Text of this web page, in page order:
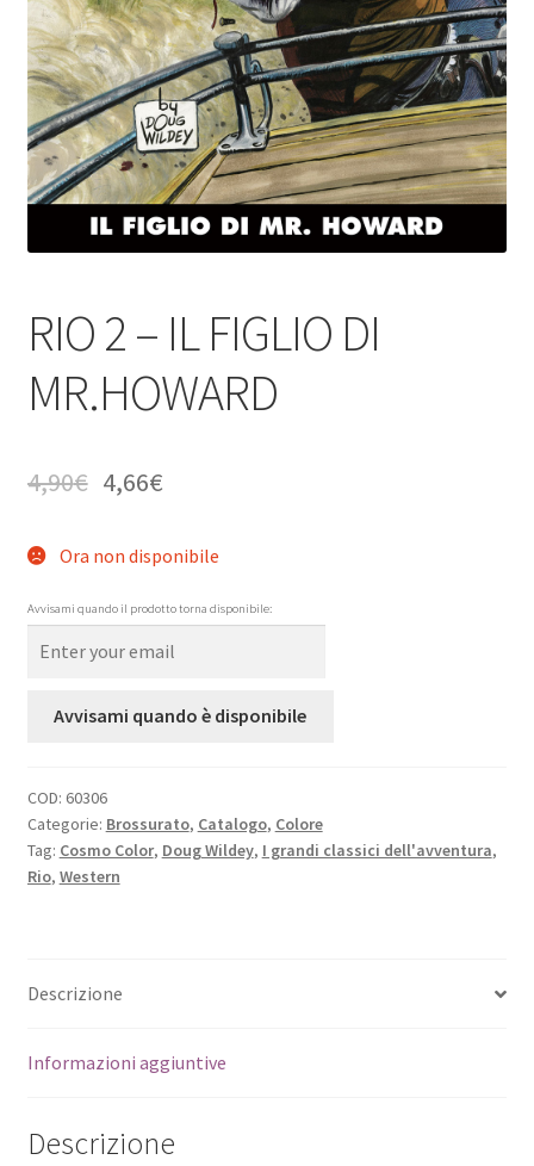
RIO 2 – IL FIGLIO DI
MR.HOWARD
4,90€ 4,66€
Ora non disponibile
Avvisami quando il prodotto torna disponibile:
Avvisami quando è disponibile
COD: 60306
Categorie: Brossurato, Catalogo, Colore
Tag: Cosmo Color, Doug Wildey, I grandi classici dell'avventura,
Rio, Western
Descrizione
Informazioni aggiuntive
Descrizione